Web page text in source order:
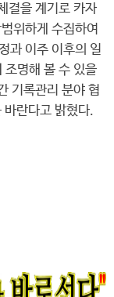
결을 계기로 카자
위하게 수집하여
과 이주 이후의 일
조명해 볼 수 있을
기록관리 분야 협
바란다고 밝혔다.